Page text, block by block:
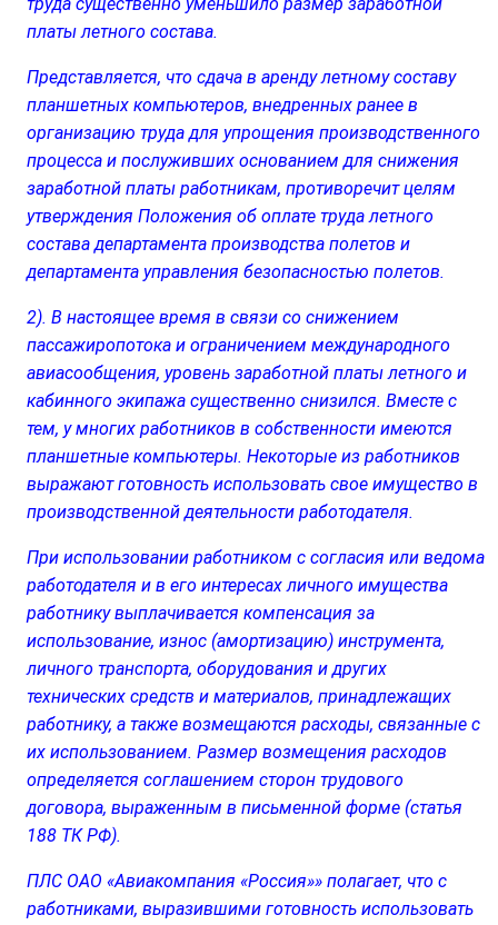
платы летного состава.
Представляется, что сдача в аренду летному составу
планшетных компьютеров, внедренных ранее в
организацию труда для упрощения производственного
процесса и послуживших основанием для снижения
заработной платы работникам, противоречит целям
утверждения Положения об оплате труда летного
состава департамента производства полетов и
департамента управления безопасностью полетов.
2). В настоящее время в связи со снижением
пассажиропотока и ограничением международного
авиасообщения, уровень заработной платы летного и
кабинного экипажа существенно снизился. Вместе с
тем, у многих работников в собственности имеются
планшетные компьютеры. Некоторые из работников
выражают готовность использовать свое имущество в
производственной деятельности работодателя.
При использовании работником с согласия или ведома
работодателя и в его интересах личного имущества
работнику выплачивается компенсация за
использование, износ (амортизацию) инструмента,
личного транспорта, оборудования и других
технических средств и материалов, принадлежащих
работнику, а также возмещаются расходы, связанные с
их использованием. Размер возмещения расходов
определяется соглашением сторон трудового
договора, выраженным в письменной форме (статья
188 ТК РФ).
ПЛС ОАО «Авиакомпания «Россия»» полагает, что с
работниками, выразившими готовность использовать